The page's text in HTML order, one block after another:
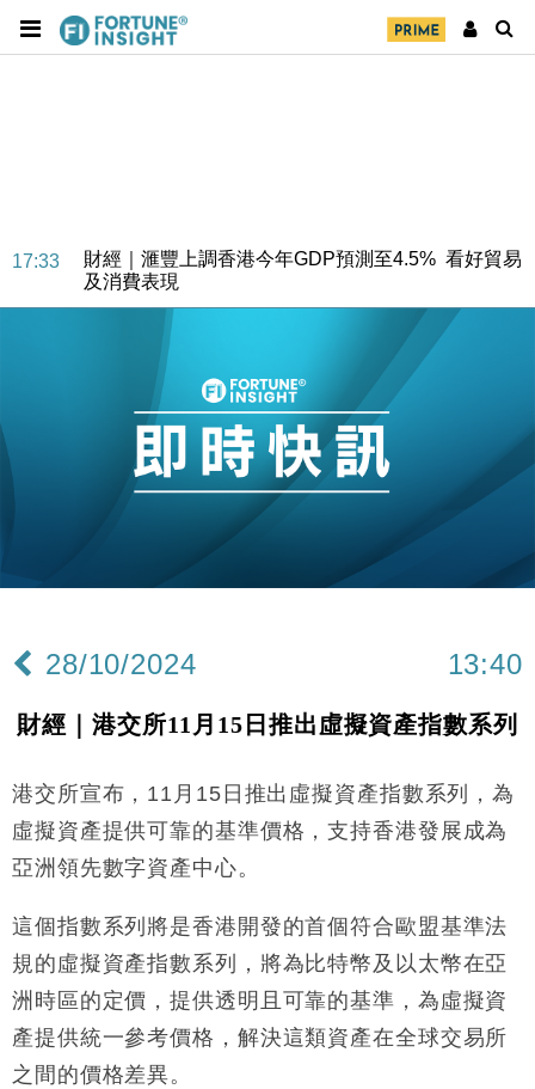
17:33
財經｜滙豐上調香港今年GDP預測至4.5% 看好貿易
及消費表現
本地｜假冒內地執法人員要求交「保證金」 43歲女子
損失近6900萬元
財經｜日經失守6.5萬點後回穩 全周仍升近2%
財經｜恒隆10月換帥 玩具「反」斗城亞洲CEO蔡德
15:11
財經｜韓股反覆波動收跌 連挫7周創逾3年最長跌勢
財經｜內地7月美元計價出口增近24%勝預期 貿易順
11:12
國際｜特朗普料美伊戰事快結束 承認部分彈藥庫存緊
15:59
財經｜SA售股自救後再出手 斥4億美元押注未上市公
18:31
財經｜華僑銀行上半年淨利創新高 中期息增15%至
47仙
17:33
財經｜滙豐上調香港今年GDP預測至4.5% 看好貿易
及消費表現
16:47
本地｜假冒內地執法人員要求交「保證金」 43歲女子
損失近6900萬元
16:05
財經｜日經失守6.5萬點後回穩 全周仍升近2%
15:47
財經｜恒隆10月換帥 玩具「反」斗城亞洲CEO蔡德
28/10/2024 13:40
財經｜港交所11月15日推出虛擬資產指數系列
港交所宣布，11月15日推出虛擬資產指數系列，為
虛擬資產提供可靠的基準價格，支持香港發展成為
亞洲領先數字資產中心。
這個指數系列將是香港開發的首個符合歐盟基準法
規的虛擬資產指數系列，將為比特幣及以太幣在亞
洲時區的定價，提供透明且可靠的基準，為虛擬資
產提供統一參考價格，解決這類資產在全球交易所
之間的價格差異。